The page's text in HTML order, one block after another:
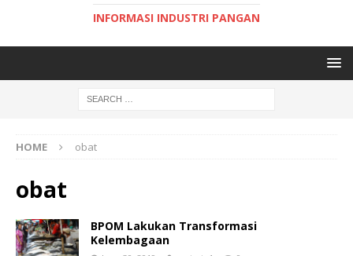
INFORMASI INDUSTRI PANGAN
HOME obat
obat
BPOM Lakukan Transformasi
Kelembagaan